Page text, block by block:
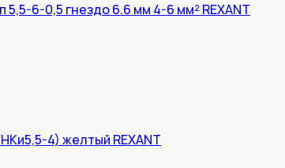
6-0,5 гнездо 6.6 мм 4-6 мм² REXANT
4) желтый REXANT